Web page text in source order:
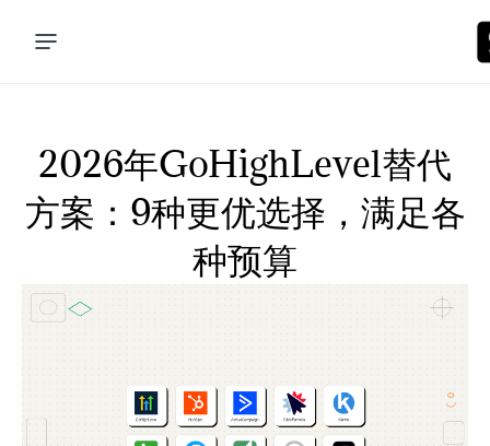
2026年GoHighLevel替代
方案：9种更优选择，满足各
种预算